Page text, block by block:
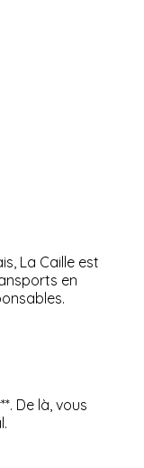
La Caille est
en
De là, vous